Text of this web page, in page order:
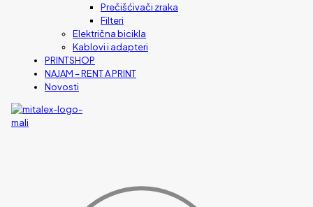
Prečišćivači zraka
Filteri
Električna bicikla
Kablovi i adapteri
PRINTSHOP
NAJAM – RENT A PRINT
Novosti